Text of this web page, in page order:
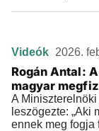
Videók 2026.
Rogán Antal:
magyar
A
leszögezte: „Aki
ennek meg fogja